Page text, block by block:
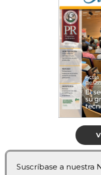
Suscríbase a nuestra